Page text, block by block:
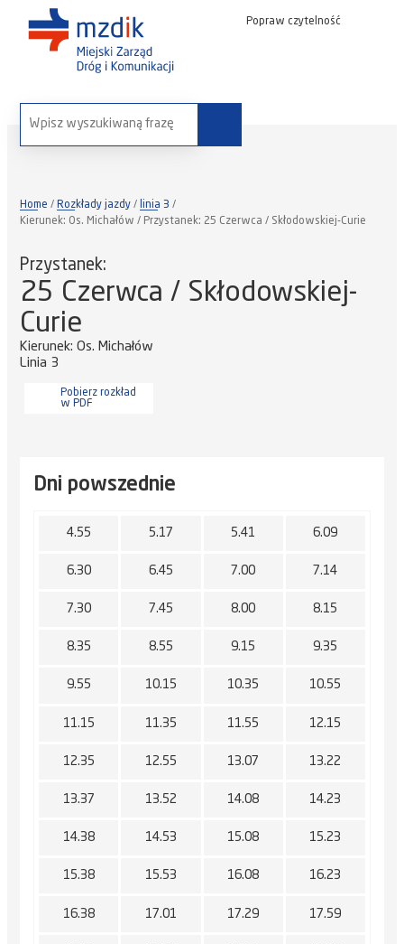
Popraw czytelność
wyszukaj na stronie:
Home Rozkłady jazdy
linia 3
Kierunek: Os. Michałów / Przystanek: 25 Czerwca / Skłodowskiej-Curie
Przystanek:
25 Czerwca / Skłodowskiej-
Curie
Kierunek: Os. Michałów
Linia 3
Pobierz rozkład
w PDF
Dni powszednie
4.55 5.17 5.41 6.09
6.30 6.45 7.00 7.14
7.30 7.45 8.00 8.15
8.35 8.55 9.15 9.35
9.55 10.15 10.35 10.55
11.15 11.35 11.55 12.15
12.35 12.55 13.07 13.22
13.37 13.52 14.08 14.23
14.38 14.53 15.08 15.23
15.38 15.53 16.08 16.23
16.38 17.01 17.29 17.59